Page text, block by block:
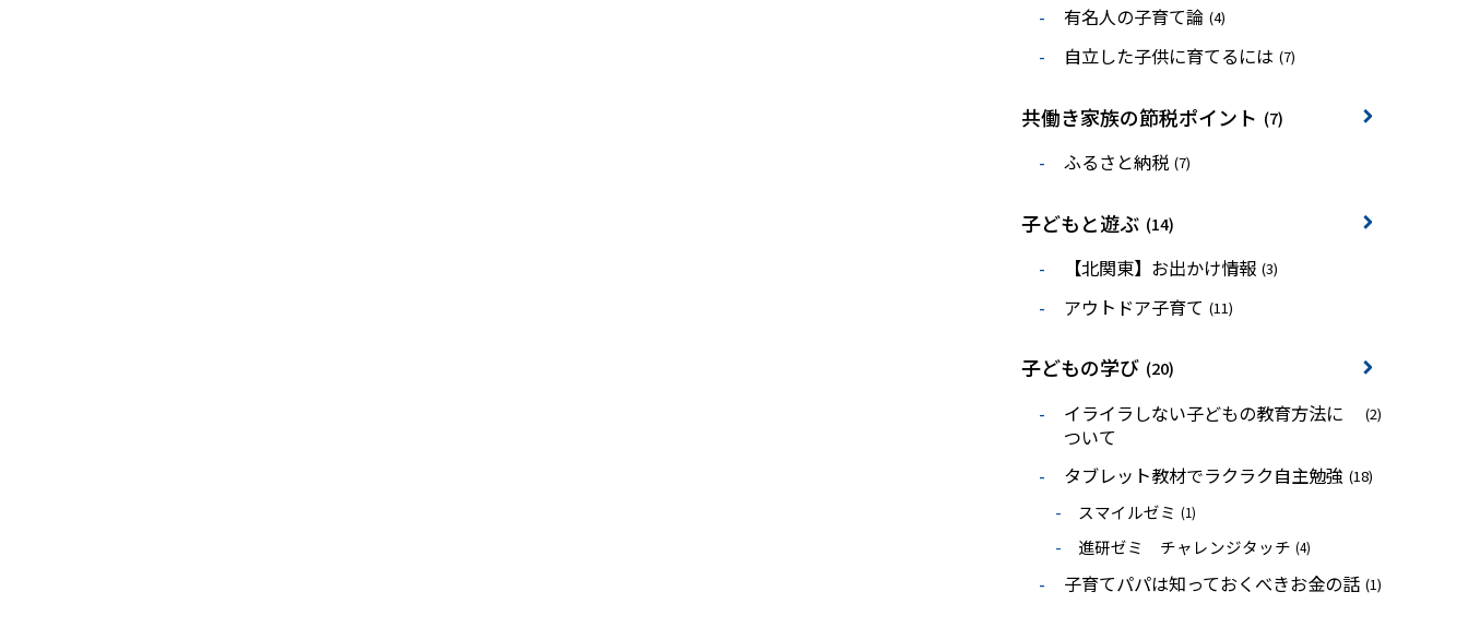
有名人の子育て論 (4)
自立した子供に育てるには (7)
共働き家族の節税ポイント (7)
ふるさと納税 (7)
子どもと遊ぶ (14)
【北関東】お出かけ情報 (3)
アウトドア子育て (11)
子どもの学び (20)
イライラしない子どもの教育方法に
ついて
(2)
タブレット教材でラクラク自主勉強 (18)
スマイルゼミ (1)
進研ゼミ チャレンジタッチ (4)
子育てパパは知っておくべきお金の話 (1)